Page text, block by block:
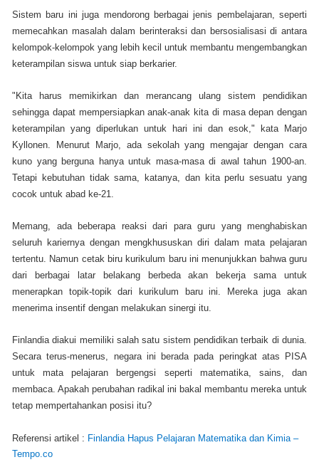
Sistem baru ini juga mendorong berbagai jenis pembelajaran, seperti
memecahkan masalah dalam berinteraksi dan bersosialisasi di antara
kelompok-kelompok yang lebih kecil untuk membantu mengembangkan
keterampilan siswa untuk siap berkarier.
"Kita harus memikirkan dan merancang ulang sistem pendidikan
sehingga dapat mempersiapkan anak-anak kita di masa depan dengan
keterampilan yang diperlukan untuk hari ini dan esok," kata Marjo
Kyllonen. Menurut Marjo, ada sekolah yang mengajar dengan cara
kuno yang berguna hanya untuk masa-masa di awal tahun 1900-an.
Tetapi kebutuhan tidak sama, katanya, dan kita perlu sesuatu yang
cocok untuk abad ke-21.
Memang, ada beberapa reaksi dari para guru yang menghabiskan
seluruh kariernya dengan mengkhususkan diri dalam mata pelajaran
tertentu. Namun cetak biru kurikulum baru ini menunjukkan bahwa guru
dari berbagai latar belakang berbeda akan bekerja sama untuk
menerapkan topik-topik dari kurikulum baru ini. Mereka juga akan
menerima insentif dengan melakukan sinergi itu.
Finlandia diakui memiliki salah satu sistem pendidikan terbaik di dunia.
Secara terus-menerus, negara ini berada pada peringkat atas PISA
untuk mata pelajaran bergengsi seperti matematika, sains, dan
membaca. Apakah perubahan radikal ini bakal membantu mereka untuk
tetap mempertahankan posisi itu?
Referensi artikel : Finlandia Hapus Pelajaran Matematika dan Kimia –
Tempo.co